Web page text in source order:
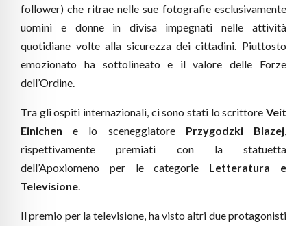
follower) che ritrae nelle sue fotografie esclusivamente
uomini e donne in divisa impegnati nelle attività
quotidiane volte alla sicurezza dei cittadini. Piuttosto
emozionato ha sottolineato e il valore delle Forze
dell’Ordine.
Tra gli ospiti internazionali, ci sono stati lo scrittore Veit
Einichen e lo sceneggiatore Przygodzki Blazej,
rispettivamente premiati con la statuetta
dell’Apoxiomeno per le categorie Letteratura e
Televisione
Il premio per la televisione, ha visto altri due protagonisti